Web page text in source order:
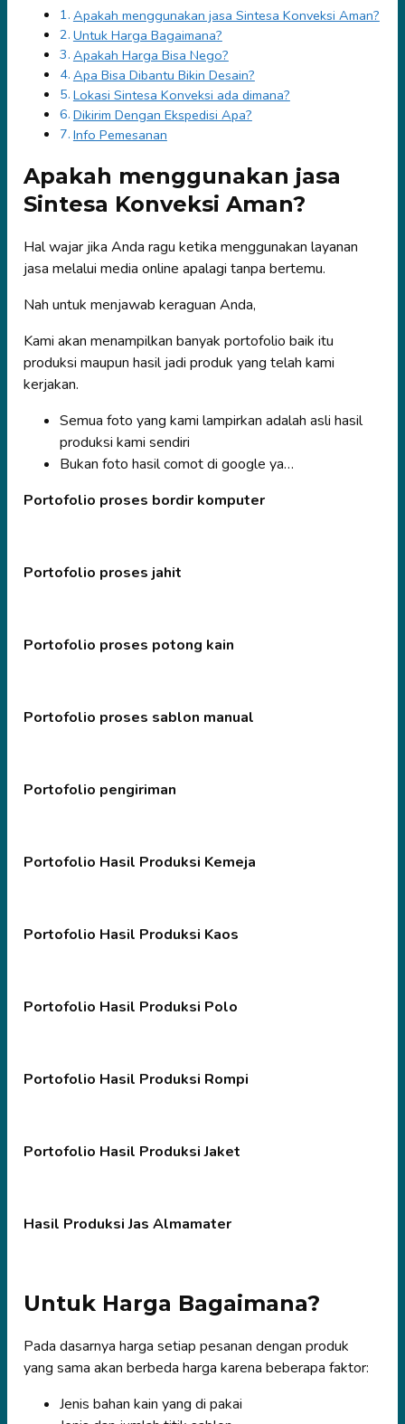
Apakah menggunakan jasa Sintesa Konveksi Aman?
Untuk Harga Bagaimana?
Apakah Harga Bisa Nego?
Apa Bisa Dibantu Bikin Desain?
Lokasi Sintesa Konveksi ada dimana?
Dikirim Dengan Ekspedisi Apa?
Info Pemesanan
Apakah menggunakan jasa
Sintesa Konveksi Aman?
Hal wajar jika Anda ragu ketika menggunakan layanan
jasa melalui media online apalagi tanpa bertemu.
Nah untuk menjawab keraguan Anda,
Kami akan menampilkan banyak portofolio baik itu
produksi maupun hasil jadi produk yang telah kami
kerjakan.
Semua foto yang kami lampirkan adalah asli hasil
produksi kami sendiri
Bukan foto hasil comot di google ya…
Portofolio proses bordir komputer
Portofolio proses jahit
Portofolio proses potong kain
Portofolio proses sablon manual
Portofolio pengiriman
Portofolio Hasil Produksi Kemeja
Portofolio Hasil Produksi Kaos
Portofolio Hasil Produksi Polo
Portofolio Hasil Produksi Rompi
Portofolio Hasil Produksi Jaket
Hasil Produksi Jas Almamater
Untuk Harga Bagaimana?
Pada dasarnya harga setiap pesanan dengan produk
yang sama akan berbeda harga karena beberapa faktor:
Jenis bahan kain yang di pakai